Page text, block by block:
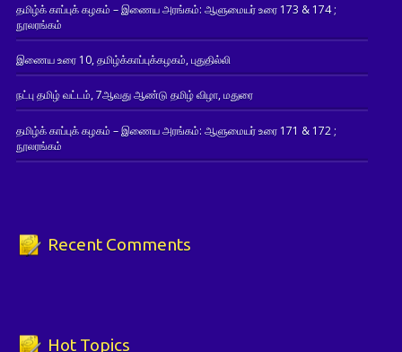
தமிழ்க் காப்புக் கழகம் – இணைய அரங்கம்: ஆளுமையர் உரை 173 & 174 ;
நூலரங்கம்
இணைய உரை 10, தமிழ்க்காப்புக்கழகம், புதுதில்லி
நட்பு தமிழ் வட்டம், 7ஆவது ஆண்டு தமிழ் விழா, மதுரை
தமிழ்க் காப்புக் கழகம் – இணைய அரங்கம்: ஆளுமையர் உரை 171 & 172 ;
நூலரங்கம்
Recent Comments
Hot Topics